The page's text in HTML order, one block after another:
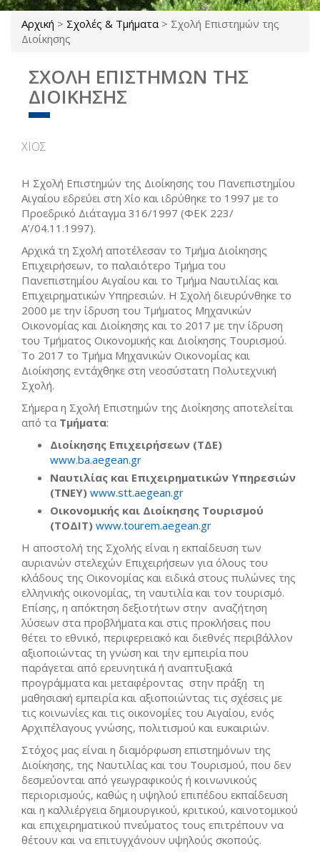
Είστε εδώ
Αρχική > Σχολές & Τμήματα > Σχολή Επιστημών της
Διοίκησης
ΣΧΟΛΗ ΕΠΙΣΤΗΜΩΝ ΤΗΣ
ΔΙΟΙΚΗΣΗΣ
ΧΙΟΣ
H Σχολή Επιστημών της Διοίκησης του Πανεπιστημίου
Αιγαίου εδρεύει στη Χίο και ιδρύθηκε το 1997 με το
Προεδρικό Διάταγμα 316/1997 (ΦΕΚ 223/
Α’/04.11.1997).
Αρχικά τη Σχολή αποτέλεσαν το Τμήμα Διοίκησης
Επιχειρήσεων, το παλαιότερο Τμήμα του
Πανεπιστημίου Αιγαίου και το Τμήμα Ναυτιλίας και
Επιχειρηματικών Υπηρεσιών. Η Σχολή διευρύνθηκε το
2000 με την ίδρυση του Τμήματος Μηχανικών
Οικονομίας και Διοίκησης και το 2017 με την ίδρυση
του Τμήματος Οικονομικής και Διοίκησης Τουρισμού.
Το 2017 το Τμήμα Μηχανικών Οικονομίας και
Διοίκησης εντάχθηκε στη νεοσύστατη Πολυτεχνική
Σχολή.
Σήμερα η Σχολή Επιστημών της Διοίκησης αποτελείται
από τα Τμήματα:
Διοίκησης Επιχειρήσεων (ΤΔΕ)
www.ba.aegean.gr
Ναυτιλίας και Επιχειρηματικών Υπηρεσιών
(ΤΝΕΥ) www.stt.aegean.gr
Οικονομικής και Διοίκησης Τουρισμού
(ΤΟΔΙΤ) www.tourem.aegean.gr
Η αποστολή της Σχολής είναι η εκπαίδευση των
αυριανών στελεχών Επιχειρήσεων για όλους του
κλάδους της Οικονομίας και ειδικά στους πυλώνες της
ελληνικής οικονομίας, τη ναυτιλία και τον τουρισμό.
Επίσης, η απόκτηση δεξιοτήτων στην αναζήτηση
λύσεων στα προβλήματα και στις προκλήσεις που
θέτει το εθνικό, περιφερειακό και διεθνές περιβάλλον
αξιοποιώντας τη γνώση και την εμπειρία που
παράγεται από ερευνητικά ή αναπτυξιακά
προγράμματα και μεταφέροντας στην πράξη τη
μαθησιακή εμπειρία και αξιοποιώντας τις σχέσεις με
τις κοινωνίες και τις οικονομίες του Αιγαίου, ενός
Αρχιπέλαγους γνώσης, πολιτισμού και ευκαιριών.
Στόχος μας είναι η διαμόρφωση επιστημόνων της
Διοίκησης, της Ναυτιλίας και του Τουρισμού, που δεν
δεσμεύονται από γεωγραφικούς ή κοινωνικούς
περιορισμούς, καθώς η υψηλού επιπέδου εκπαίδευση
και η καλλιέργεια δημιουργικού, κριτικού, καινοτομικού
και επιχειρηματικού πνεύματος τους επιτρέπουν να
θέτουν και να επιτυγχάνουν υψηλούς σκοπούς.